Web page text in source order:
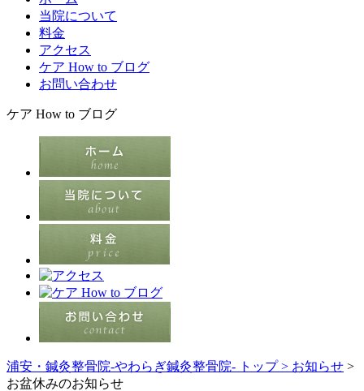
当院について
料金
アクセス
ケア How to ブログ
お問い合わせ
ケア How to ブログ
浦安・鍼灸整骨院-やわらぎ鍼灸整骨院- トップ > お知らせ >
お盆休みのお知らせ